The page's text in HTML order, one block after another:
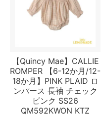
【Quincy Mae】CALLIE
ROMPER 【6-12か月/12-
18か月】PINK PLAID ロ
ンパース 長袖 チェック
ピンク SS26
QM592KWON KTZ